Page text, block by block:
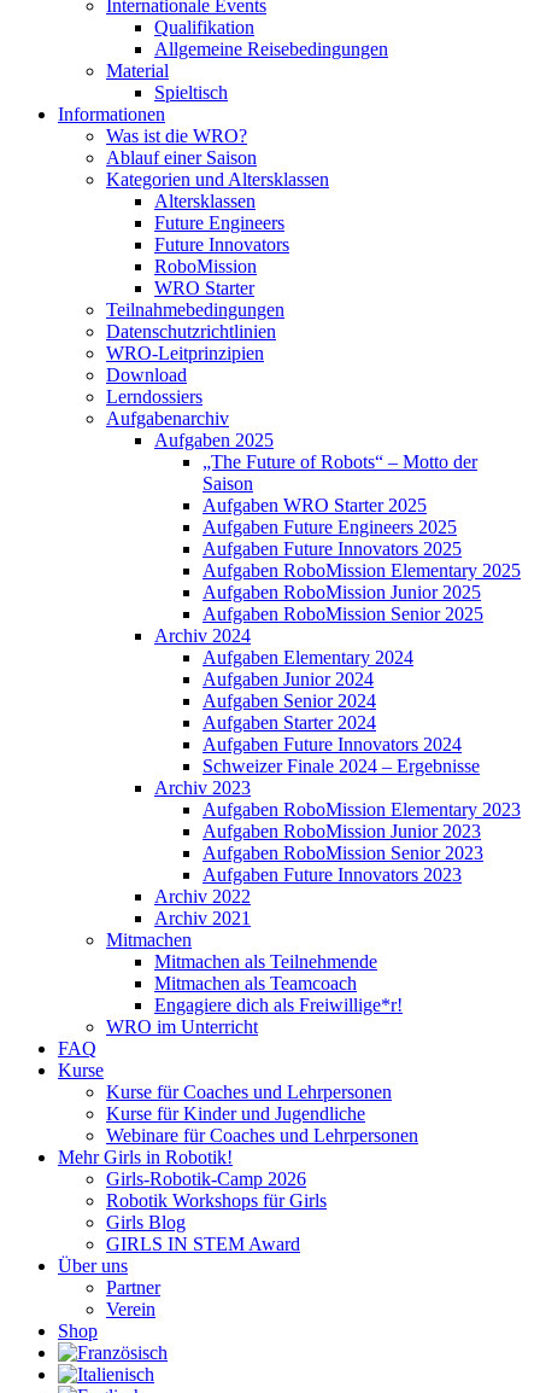
Internationale Events
Qualifikation
Allgemeine Reisebedingungen
Material
Spieltisch
Informationen
Was ist die WRO?
Ablauf einer Saison
Kategorien und Altersklassen
Altersklassen
Future Engineers
Future Innovators
RoboMission
WRO Starter
Teilnahmebedingungen
Datenschutzrichtlinien
WRO-Leitprinzipien
Download
Lerndossiers
Aufgabenarchiv
Aufgaben 2025
„The Future of Robots“ – Motto der
Saison
Aufgaben WRO Starter 2025
Aufgaben Future Engineers 2025
Aufgaben Future Innovators 2025
Aufgaben RoboMission Elementary 2025
Aufgaben RoboMission Junior 2025
Aufgaben RoboMission Senior 2025
Archiv 2024
Aufgaben Elementary 2024
Aufgaben Junior 2024
Aufgaben Senior 2024
Aufgaben Starter 2024
Aufgaben Future Innovators 2024
Schweizer Finale 2024 – Ergebnisse
Archiv 2023
Aufgaben RoboMission Elementary 2023
Aufgaben RoboMission Junior 2023
Aufgaben RoboMission Senior 2023
Aufgaben Future Innovators 2023
Archiv 2022
Archiv 2021
Mitmachen
Mitmachen als Teilnehmende
Mitmachen als Teamcoach
Engagiere dich als Freiwillige*r!
WRO im Unterricht
FAQ
Kurse
Kurse für Coaches und Lehrpersonen
Kurse für Kinder und Jugendliche
Webinare für Coaches und Lehrpersonen
Mehr Girls in Robotik!
Girls-Robotik-Camp 2026
Robotik Workshops für Girls
Girls Blog
GIRLS IN STEM Award
Über uns
Partner
Verein
Shop